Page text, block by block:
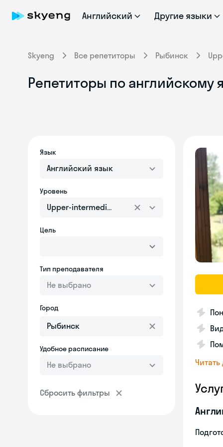
Английский Другие языки
Skyeng Все репетиторы Рыбинск
Репетиторы по английскому
Язык
Английский язык
Уровень
Upper-intermediate
Цель
Тип преподавателя
Не выбрано
Город
Удобное расписание
Не выбрано
Сбросить фильтры